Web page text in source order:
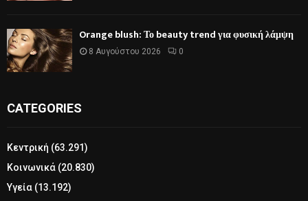
Orange blush: Το beauty trend για φυσική λάμψη
8 Αυγούστου 2026 0
CATEGORIES
Κεντρική (63.291)
Κοινωνικά (20.830)
Υγεία (13.192)